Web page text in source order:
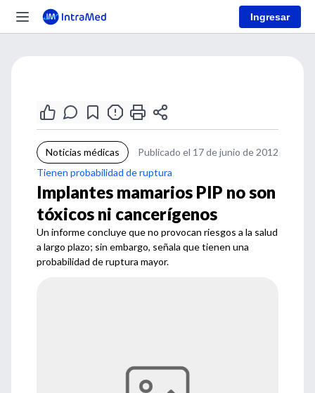
Ingresar
Noticias médicas
Publicado el 17 de junio de 2012
Tienen probabilidad de ruptura
Implantes mamarios PIP no son
tóxicos ni cancerígenos
Un informe concluye que no provocan riesgos a la salud
a largo plazo; sin embargo, señala que tienen una
probabilidad de ruptura mayor.